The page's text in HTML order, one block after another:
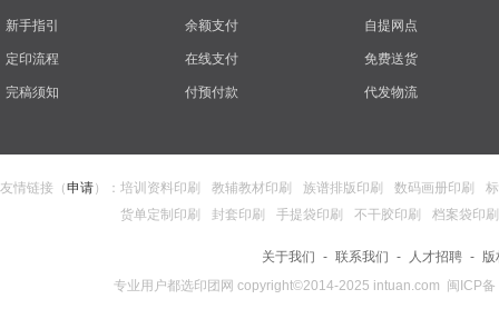
新手指引
定印流程
完稿须知
余额支付
在线支付
付预付款
自提网点
免费送货
代发物流
友情链接（申请）： 培训资料印刷 教辅教材印刷 族谱排版印刷 数码画册印刷
货单定制印刷
封套印刷 手提袋印刷 不干胶印刷 档案袋印刷
关于我们 - 联系我们 - 人才招聘 -
专业用户都选印团网 copyright©2014-2025 intuan.com 闽ICP